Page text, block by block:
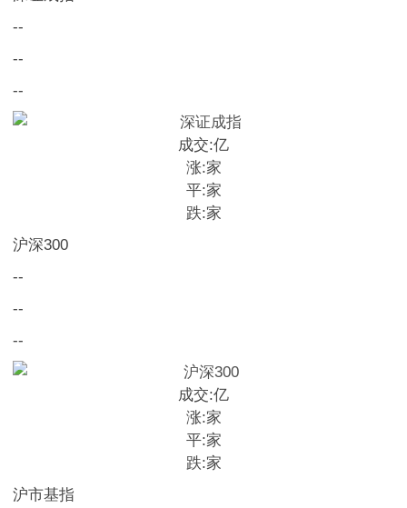
--
--
--
成交:亿
涨:家
平:家
跌:家
沪深300
--
--
--
成交:亿
涨:家
平:家
跌:家
沪市基指